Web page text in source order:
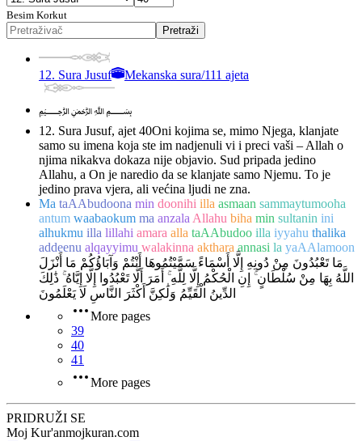
Besim Korkut
Pretraži
12. Sura Jusuf Mekanska sura/111 ajeta
﷽
12. Sura Jusuf, ajet 40Oni kojima se, mimo Njega, klanjate
samo su imena koja ste im nadjenuli vi i preci vaši – Allah o
njima nikakva dokaza nije objavio. Sud pripada jedino
Allahu, a On je naredio da se klanjate samo Njemu. To je
jedino prava vjera, ali većina ljudi ne zna.
Ma taAAbudoona min doonihi illa asmaan sammaytumooha
antum waabaokum ma anzala Allahu biha min sultanin ini
alhukmu illa lillahi amara alla taAAbudoo illa iyyahu thalika
addeenu alqayyimu walakinna akthara annasi la yaAAlamoon
مَا تَعْبُدُونَ مِنْ دُونِهِ إِلَّا أَسْمَاءً سَمَّيْتُمُوهَا أَنْتُمْ وَآبَاؤُكُمْ مَا أَنْزَلَ
اللَّهُ بِهَا مِنْ سُلْطَانٍ ۚ إِنِ الْحُكْمُ إِلَّا لِلَّهِ ۚ أَمَرَ أَلَّا تَعْبُدُوا إِلَّا إِيَّاهُ ۚ ذَٰلِكَ
الدِّينُ الْقَيِّمُ وَلَٰكِنَّ أَكْثَرَ النَّاسِ لَا يَعْلَمُونَ
More pages
39
40
41
More pages
PRIDRUŽI SE
Moj Kur'anmojkuran.com